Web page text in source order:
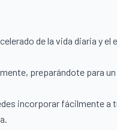
de la vida diaria y el
preparándote para
incorporar fácilmente a